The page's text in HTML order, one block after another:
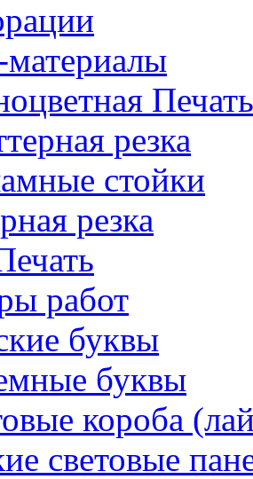
материалы
Печать
резка
стойки
резка
работ
буквы
буквы
короба
световые